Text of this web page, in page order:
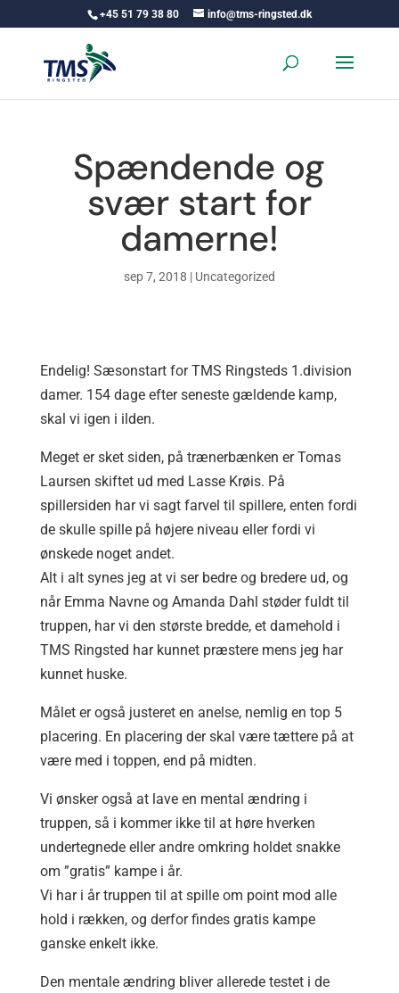
+45 51 79 38 80 info@tms-ringsted.dk
Spændende og
svær start for
damerne!
sep 7, 2018 | Uncategorized
Endelig! Sæsonstart for TMS Ringsteds 1.division
damer. 154 dage efter seneste gældende kamp,
skal vi igen i ilden.
Meget er sket siden, på trænerbænken er Tomas
Laursen skiftet ud med Lasse Krøis. På
spillersiden har vi sagt farvel til spillere, enten fordi
de skulle spille på højere niveau eller fordi vi
ønskede noget andet.
Alt i alt synes jeg at vi ser bedre og bredere ud, og
når Emma Navne og Amanda Dahl støder fuldt til
truppen, har vi den største bredde, et damehold i
TMS Ringsted har kunnet præstere mens jeg har
kunnet huske.
Målet er også justeret en anelse, nemlig en top 5
placering. En placering der skal være tættere på at
være med i toppen, end på midten.
Vi ønsker også at lave en mental ændring i
truppen, så i kommer ikke til at høre hverken
undertegnede eller andre omkring holdet snakke
om ”gratis” kampe i år.
Vi har i år truppen til at spille om point mod alle
hold i rækken, og derfor findes gratis kampe
ganske enkelt ikke.
Den mentale ændring bliver allerede testet i de